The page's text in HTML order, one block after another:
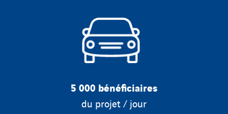
5 000 bénéficiaires
du projet / jour